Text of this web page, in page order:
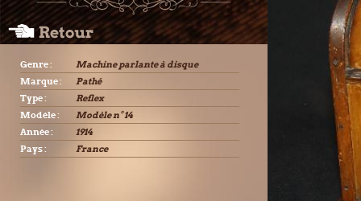
Genre :
Machine parlante à disque
Marque :
Pathé
Type :
Reflex
Modèle :
Modèle n° 14
Année :
1914
Pays :
France